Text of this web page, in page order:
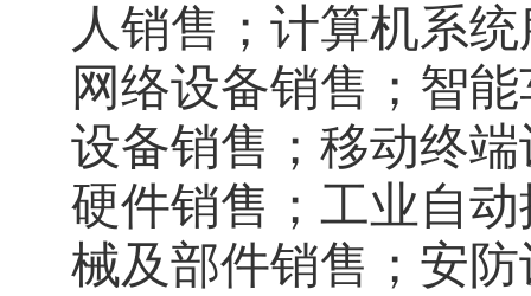
人销售；计算机系
网络设备销售；智
设备销售；移动终
硬件销售；工业自
械及部件销售；安